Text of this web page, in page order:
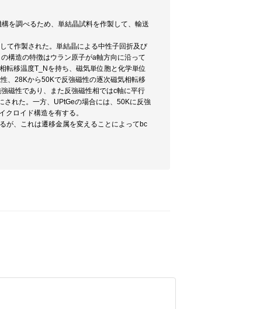
を調べるため、単結晶試料を作製して、輸送
て作製された。単結晶による中性子回折及び
構造の特徴はウラン原子がa軸方向に沿って
転移温度T_Nを持ち、磁気単位胞と化学単位
、28Kから50Kで反強磁性の逐次磁気相転移
磁性であり、また反強磁性相ではc軸に平行
れた。一方、UPtGeの場合には、50Kに反強
ロイド構造を有する。
が、これは遷移金属を変えることによってbc